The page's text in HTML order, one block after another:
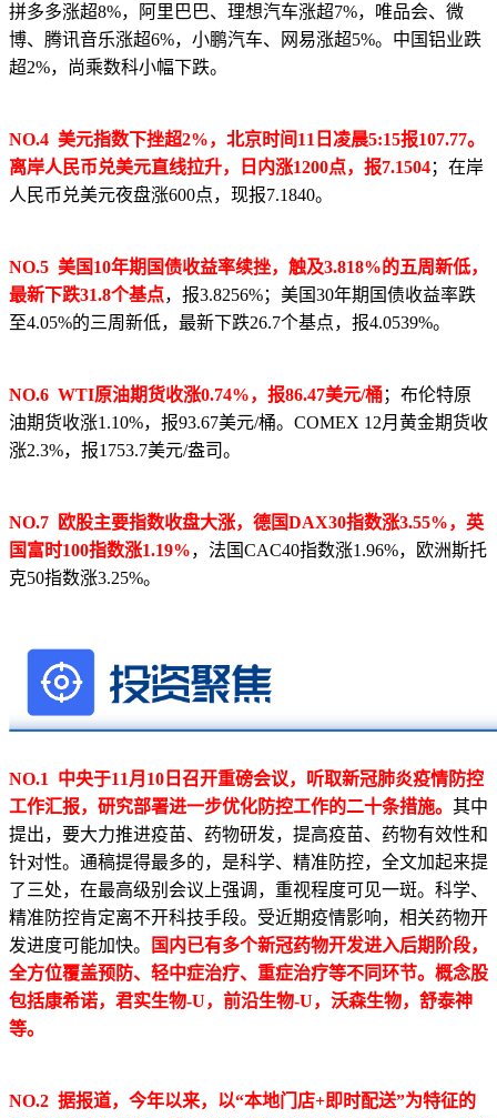
拼多多涨超8%，阿里巴巴、理想汽车涨超7%，唯品会、微
博、腾讯音乐涨超6%，小鹏汽车、网易涨超5%。中国铝业跌
超2%，尚乘数科小幅下跌。
NO.4 美元指数下挫超2%，北京时间11日凌晨5:15报107.77。
离岸人民币兑美元直线拉升，日内涨1200点，报7.1504；在岸
人民币兑美元夜盘涨600点，现报7.1840。
NO.5 美国10年期国债收益率续挫，触及3.818%的五周新低，
最新下跌31.8个基点，报3.8256%；美国30年期国债收益率跌
至4.05%的三周新低，最新下跌26.7个基点，报4.0539%。
NO.6 WTI原油期货收涨0.74%，报86.47美元/桶；布伦特原
油期货收涨1.10%，报93.67美元/桶。COMEX 12月黄金期货收
涨2.3%，报1753.7美元/盎司。
NO.7 欧股主要指数收盘大涨，德国DAX30指数涨3.55%，英
国富时100指数涨1.19%，法国CAC40指数涨1.96%，欧洲斯托
克50指数涨3.25%。
NO.1 中央于11月10日召开重磅会议，听取新冠肺炎疫情防控
工作汇报，研究部署进一步优化防控工作的二十条措施。 其中
提出，要大力推进疫苗、药物研发，提高疫苗、药物有效性和
针对性。通稿提得最多的，是科学、精准防控，全文加起来提
了三处，在最高级别会议上强调，重视程度可见一斑。科学、
精准防控肯定离不开科技手段。受近期疫情影响，相关药物开
发进度可能加快。
国内已有多个新冠药物开发进入后期阶段，
全方位覆盖预防、轻中症治疗、重症治疗等不同环节。概念股
包括康希诺，君实生物-U，前沿生物-U，沃森生物，舒泰神
等。
NO.2 据报道，今年以来，以“本地门店+即时配送”为特征的